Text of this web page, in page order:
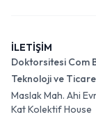
İLETİŞİM
Doktorsitesi Com
Teknoloji ve
Maslak Mah. Ahi
Kat Kolektif House